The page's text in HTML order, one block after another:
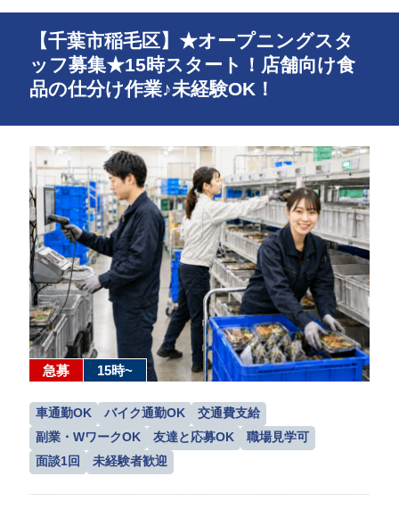
【千葉市稲毛区】★オープニングスタ
ッフ募集★15時スタート！店舗向け食
品の仕分け作業♪未経験OK！
急募 15時~
車通勤OK バイク通勤OK
交通費支給
副業・WワークOK
友達と応募OK
職場見学可
面談1回
未経験者歓迎